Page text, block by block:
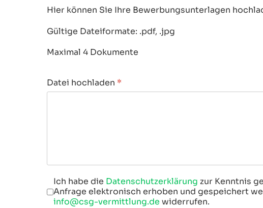
Hier können Sie Ihre Bewerbungsunterlagen
Gültige Dateiformate: .pdf, .jpg
Maximal 4 Dokumente
Datei hochladen *
Datenschutz*
Ich habe die Datenschutzerklärung zur Kenntnis
Anfrage elektronisch erhoben und gespeichert
info@csg-vermittlung.de widerrufen.